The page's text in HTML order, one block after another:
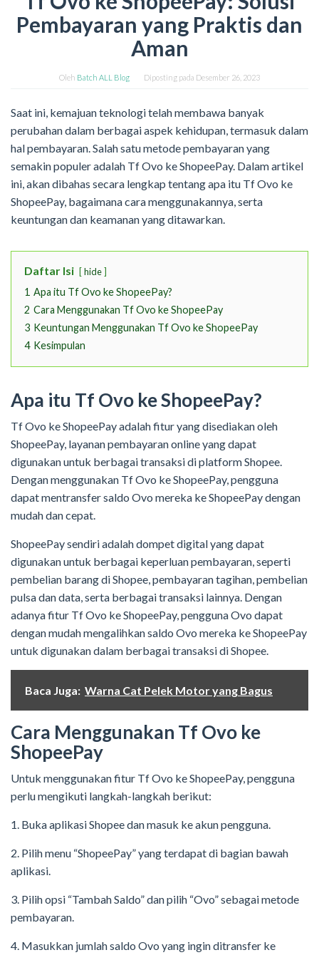
Pembayaran yang Praktis dan
Aman
Oleh Batch ALL Blog Diposting pada Desember 26, 2023
Saat ini, kemajuan teknologi telah membawa banyak
perubahan dalam berbagai aspek kehidupan, termasuk dalam
hal pembayaran. Salah satu metode pembayaran yang
semakin populer adalah Tf Ovo ke ShopeePay. Dalam artikel
ini, akan dibahas secara lengkap tentang apa itu Tf Ovo ke
ShopeePay, bagaimana cara menggunakannya, serta
keuntungan dan keamanan yang ditawarkan.
Daftar Isi hide
1 Apa itu Tf Ovo ke ShopeePay?
2 Cara Menggunakan Tf Ovo ke ShopeePay
3 Keuntungan Menggunakan Tf Ovo ke ShopeePay
4 Kesimpulan
Apa itu Tf Ovo ke ShopeePay?
Tf Ovo ke ShopeePay adalah fitur yang disediakan oleh
ShopeePay, layanan pembayaran online yang dapat
digunakan untuk berbagai transaksi di platform Shopee.
Dengan menggunakan Tf Ovo ke ShopeePay, pengguna
dapat mentransfer saldo Ovo mereka ke ShopeePay dengan
mudah dan cepat.
ShopeePay sendiri adalah dompet digital yang dapat
digunakan untuk berbagai keperluan pembayaran, seperti
pembelian barang di Shopee, pembayaran tagihan, pembelian
pulsa dan data, serta berbagai transaksi lainnya. Dengan
adanya fitur Tf Ovo ke ShopeePay, pengguna Ovo dapat
dengan mudah mengalihkan saldo Ovo mereka ke ShopeePay
untuk digunakan dalam berbagai transaksi di Shopee.
Baca Juga: Warna Cat Pelek Motor yang Bagus
Cara Menggunakan Tf Ovo ke
ShopeePay
Untuk menggunakan fitur Tf Ovo ke ShopeePay, pengguna
perlu mengikuti langkah-langkah berikut:
1. Buka aplikasi Shopee dan masuk ke akun pengguna.
2. Pilih menu “ShopeePay” yang terdapat di bagian bawah
aplikasi.
3. Pilih opsi “Tambah Saldo” dan pilih “Ovo” sebagai metode
pembayaran.
4. Masukkan jumlah saldo Ovo yang ingin ditransfer ke